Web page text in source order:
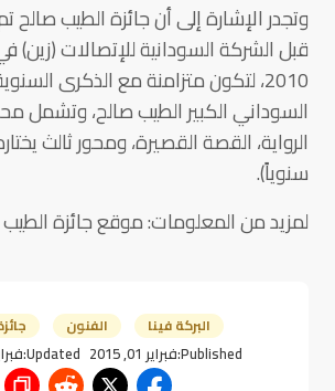
وتجدر الإشارة إلى أن جائزة الطيب صالح
قبل الشركة السودانية للإتصالات (زين)
2010، لتكون متزامنة مع الذكرى
السوداني الكبير الطيب صالح، وتشمل
الرواية، القصة القصيرة، ومحور ثالث
سنوياً).
لمزيد من المعلومات: موقع جائزة
البركة فينا الفنون
Published:فبراير 01, 2015 Updated:فبراير